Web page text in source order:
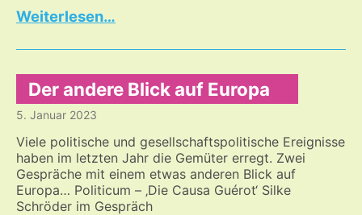
…
es,
zu
sein
eine
philosophische
Betrachtung
Der andere Blick auf Europa
5. Januar 2023
Viele politische und gesellschaftspolitische Ereignisse
haben im letzten Jahr die Gemüter erregt. Zwei
Gespräche mit einem etwas anderen Blick auf
Europa… Politicum – ‚Die Causa Guérot‘ Silke
Schröder im Gespräch